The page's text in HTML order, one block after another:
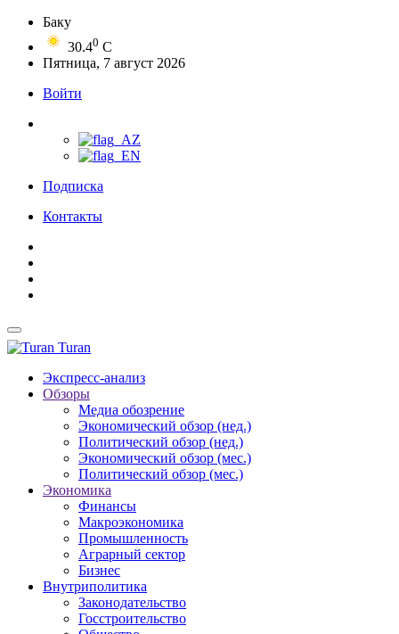
Баку
30.40 C
Пятница, 7 август 2026
Войти
Подписка
Контакты
Turan
Экспресс-анализ
Обзоры
Медиа обозрение
Экономический обзор (нед.)
Политический обзор (нед.)
Экономический обзор (мес.)
Политический обзор (мес.)
Экономика
Финансы
Макроэкономика
Промышленность
Аграрный сектор
Бизнес
Внутриполитика
Законодательство
Госстроительство